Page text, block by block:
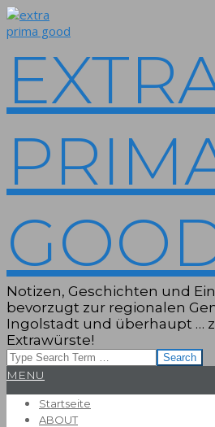
Skip
to
Notizen, Geschichten und
bevorzugt zur regionalen
Ingolstadt und überhaupt …
Extrawürste!
Search
Primary
Menu
MENU
Startseite
ABOUT